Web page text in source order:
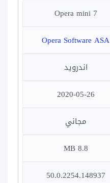
Opera mini 7
Opera Software ASA
اندرويد
2020-05-26
مجاني
8.8 MB
50.0.2254.148937